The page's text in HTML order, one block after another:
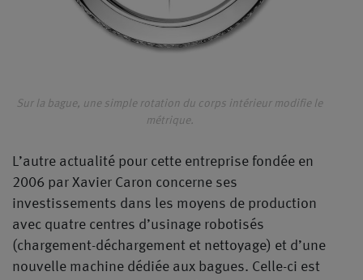
Sur la bague, une simple rotation du corps intérieur modifie le
métrique.
L’autre actualité pour cette entreprise fondée en
2006 par Xavier Caron concerne ses
investissements dans les moyens de production
avec quatre centres d’usinage robotisés
(chargement-déchargement et nettoyage) et d’une
nouvelle machine dédiée aux bagues. Celle-ci est